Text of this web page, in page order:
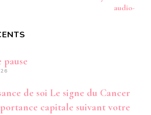
audio-
pause
de soi Le signe du Cancer
capitale suivant votre